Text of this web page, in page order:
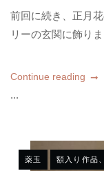
前回に続き、正月
リーの玄関に飾り
Continue reading
...
薬玉 額入り作品